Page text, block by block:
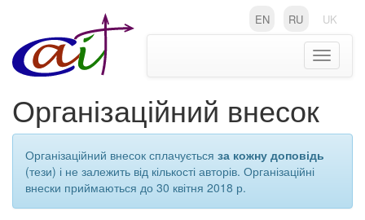
EN RU UK
Toggle
Організаційний внесок
Організаційний внесок сплачується за кожну доповідь
(тези) і не залежить від кількості авторів. Організаційні
внески приймаються до 30 квітня 2018 р.